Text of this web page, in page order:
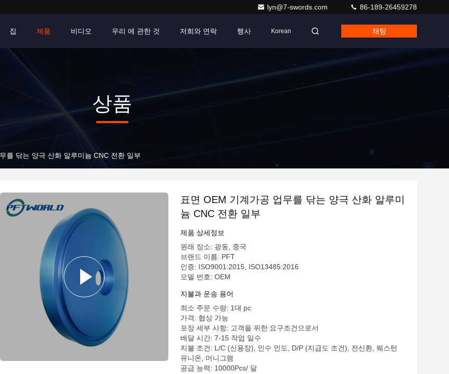
lyn@7-swords.com 86-189-26459278
집 제품 비디오 우리 에 관한 것 저희와 연락 행사 Korean 채팅
상품
를 닦는 양극 산화 알루미늄 CNC 전환 일부
표면 OEM 기계가공 업무를 닦는 양극 산화 알루미
늄 CNC 전환 일부
제품 상세정보
원래 장소: 광동, 중국
브랜드 이름: PFT
인증: ISO9001:2015, ISO13485:2016
모델 번호: OEM
지불과 운송 용어
최소 주문 수량: 1대 pc
가격: 협상 가능
포장 세부 사항: 고객을 위한 요구조건으로서
배달 시간: 7-15 작업 일수
지불 조건: L/C (신용장), 인수 인도, D/P (지급도 조건), 전신환, 웨스턴
유니온, 머니그램
공급 능력: 10000Pcs/ 달